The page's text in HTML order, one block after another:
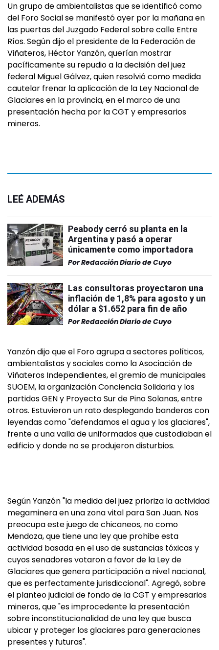
Un grupo de ambientalistas que se identificó como
del Foro Social se manifestó ayer por la mañana en
las puertas del Juzgado Federal sobre calle Entre
Ríos. Según dijo el presidente de la Federación de
Viñateros, Héctor Yanzón, querían mostrar
pacíficamente su repudio a la decisión del juez
federal Miguel Gálvez, quien resolvió como medida
cautelar frenar la aplicación de la Ley Nacional de
Glaciares en la provincia, en el marco de una
presentación hecha por la CGT y empresarios
mineros.
LEÉ ADEMÁS
Peabody cerró su planta en la
Argentina y pasó a operar
únicamente como importadora
PorRedacción Diario de Cuyo
Las consultoras proyectaron una
inflación de 1,8% para agosto y un
dólar a $1.652 para fin de año
PorRedacción Diario de Cuyo
Yanzón dijo que el Foro agrupa a sectores políticos,
ambientalistas y sociales como la Asociación de
Viñateros Independientes, el gremio de municipales
SUOEM, la organización Conciencia Solidaria y los
partidos GEN y Proyecto Sur de Pino Solanas, entre
otros. Estuvieron un rato desplegando banderas con
leyendas como "defendamos el agua y los glaciares",
frente a una valla de uniformados que custodiaban el
edificio y donde no se produjeron disturbios.
Según Yanzón "la medida del juez prioriza la actividad
megaminera en una zona vital para San Juan. Nos
preocupa este juego de chicaneos, no como
Mendoza, que tiene una ley que prohibe esta
actividad basada en el uso de sustancias tóxicas y
cuyos senadores votaron a favor de la Ley de
Glaciares que genera participación a nivel nacional,
que es perfectamente jurisdiccional". Agregó, sobre
el planteo judicial de fondo de la CGT y empresarios
mineros, que "es improcedente la presentación
sobre inconstitucionalidad de una ley que busca
ubicar y proteger los glaciares para generaciones
presentes y futuras".